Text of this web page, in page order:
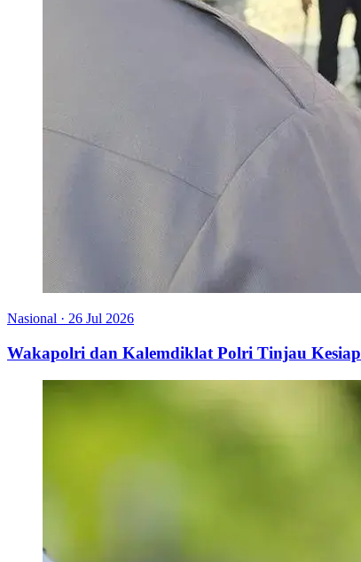
Nasional · 26 Jul 2026
Wakapolri dan Kalemdiklat Polri Tinjau